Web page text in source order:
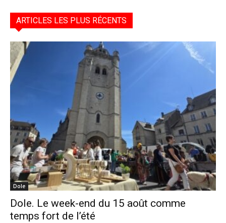
ARTICLES LES PLUS RÉCENTS
Dole
Dole. Le week-end du 15 août comme
temps fort de l’été